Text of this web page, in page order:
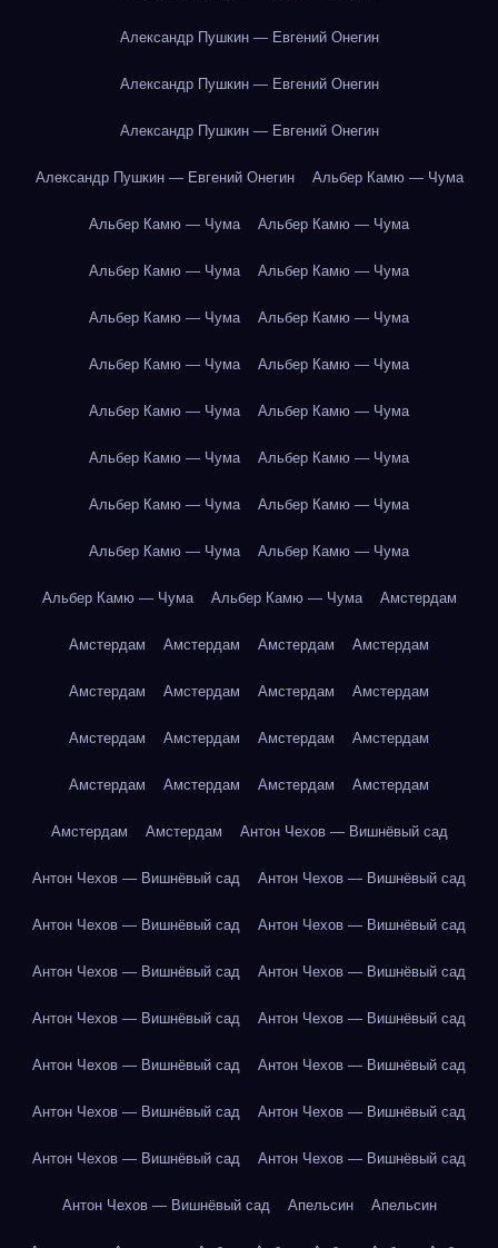
Александр Пушкин — Евгений Онегин
Александр Пушкин — Евгений Онегин
Александр Пушкин — Евгений Онегин
Александр Пушкин — Евгений Онегин Альбер Камю — Чума
Альбер Камю — Чума Альбер Камю — Чума
Альбер Камю — Чума Альбер Камю — Чума
Альбер Камю — Чума Альбер Камю — Чума
Альбер Камю — Чума Альбер Камю — Чума
Альбер Камю — Чума Альбер Камю — Чума
Альбер Камю — Чума Альбер Камю — Чума
Альбер Камю — Чума Альбер Камю — Чума
Альбер Камю — Чума Альбер Камю — Чума
Альбер Камю — Чума Альбер Камю — Чума Амстердам
Амстердам Амстердам Амстердам Амстердам
Амстердам Амстердам Амстердам Амстердам
Амстердам Амстердам Амстердам Амстердам
Амстердам Амстердам Амстердам Амстердам
Амстердам Амстердам Антон Чехов — Вишнёвый сад
Антон Чехов — Вишнёвый сад Антон Чехов — Вишнёвый сад
Антон Чехов — Вишнёвый сад Антон Чехов — Вишнёвый сад
Антон Чехов — Вишнёвый сад Антон Чехов — Вишнёвый сад
Антон Чехов — Вишнёвый сад Антон Чехов — Вишнёвый сад
Антон Чехов — Вишнёвый сад Антон Чехов — Вишнёвый сад
Антон Чехов — Вишнёвый сад Антон Чехов — Вишнёвый сад
Антон Чехов — Вишнёвый сад Антон Чехов — Вишнёвый сад
Антон Чехов — Вишнёвый сад Апельсин Апельсин